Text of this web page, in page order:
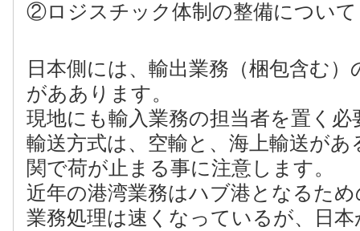
②ロジスチック体制の整備について
日本側には、輸出業務（梱包含む
がああります。
現地にも輸入業務の担当者を置く
輸送方式は、空輸と、海上輸送が
関で荷が止まる事に注意します。
近年の港湾業務はハブ港となるた
業務処理は速くなっているが、日